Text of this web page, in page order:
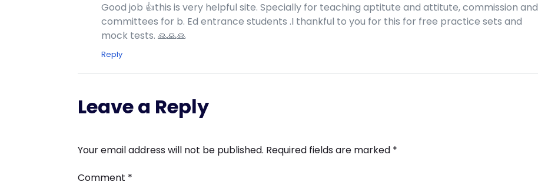
Good job 👍this is very helpful site. Specially for teaching aptitute and attitute, commission and
committees for b. Ed entrance students .I thankful to you for this for free practice sets and
mock tests. 🙏🙏🙏
Reply
Leave a Reply
Your email address will not be published. Required fields are marked *
Comment *